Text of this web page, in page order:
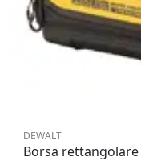
DEWALT
Borsa